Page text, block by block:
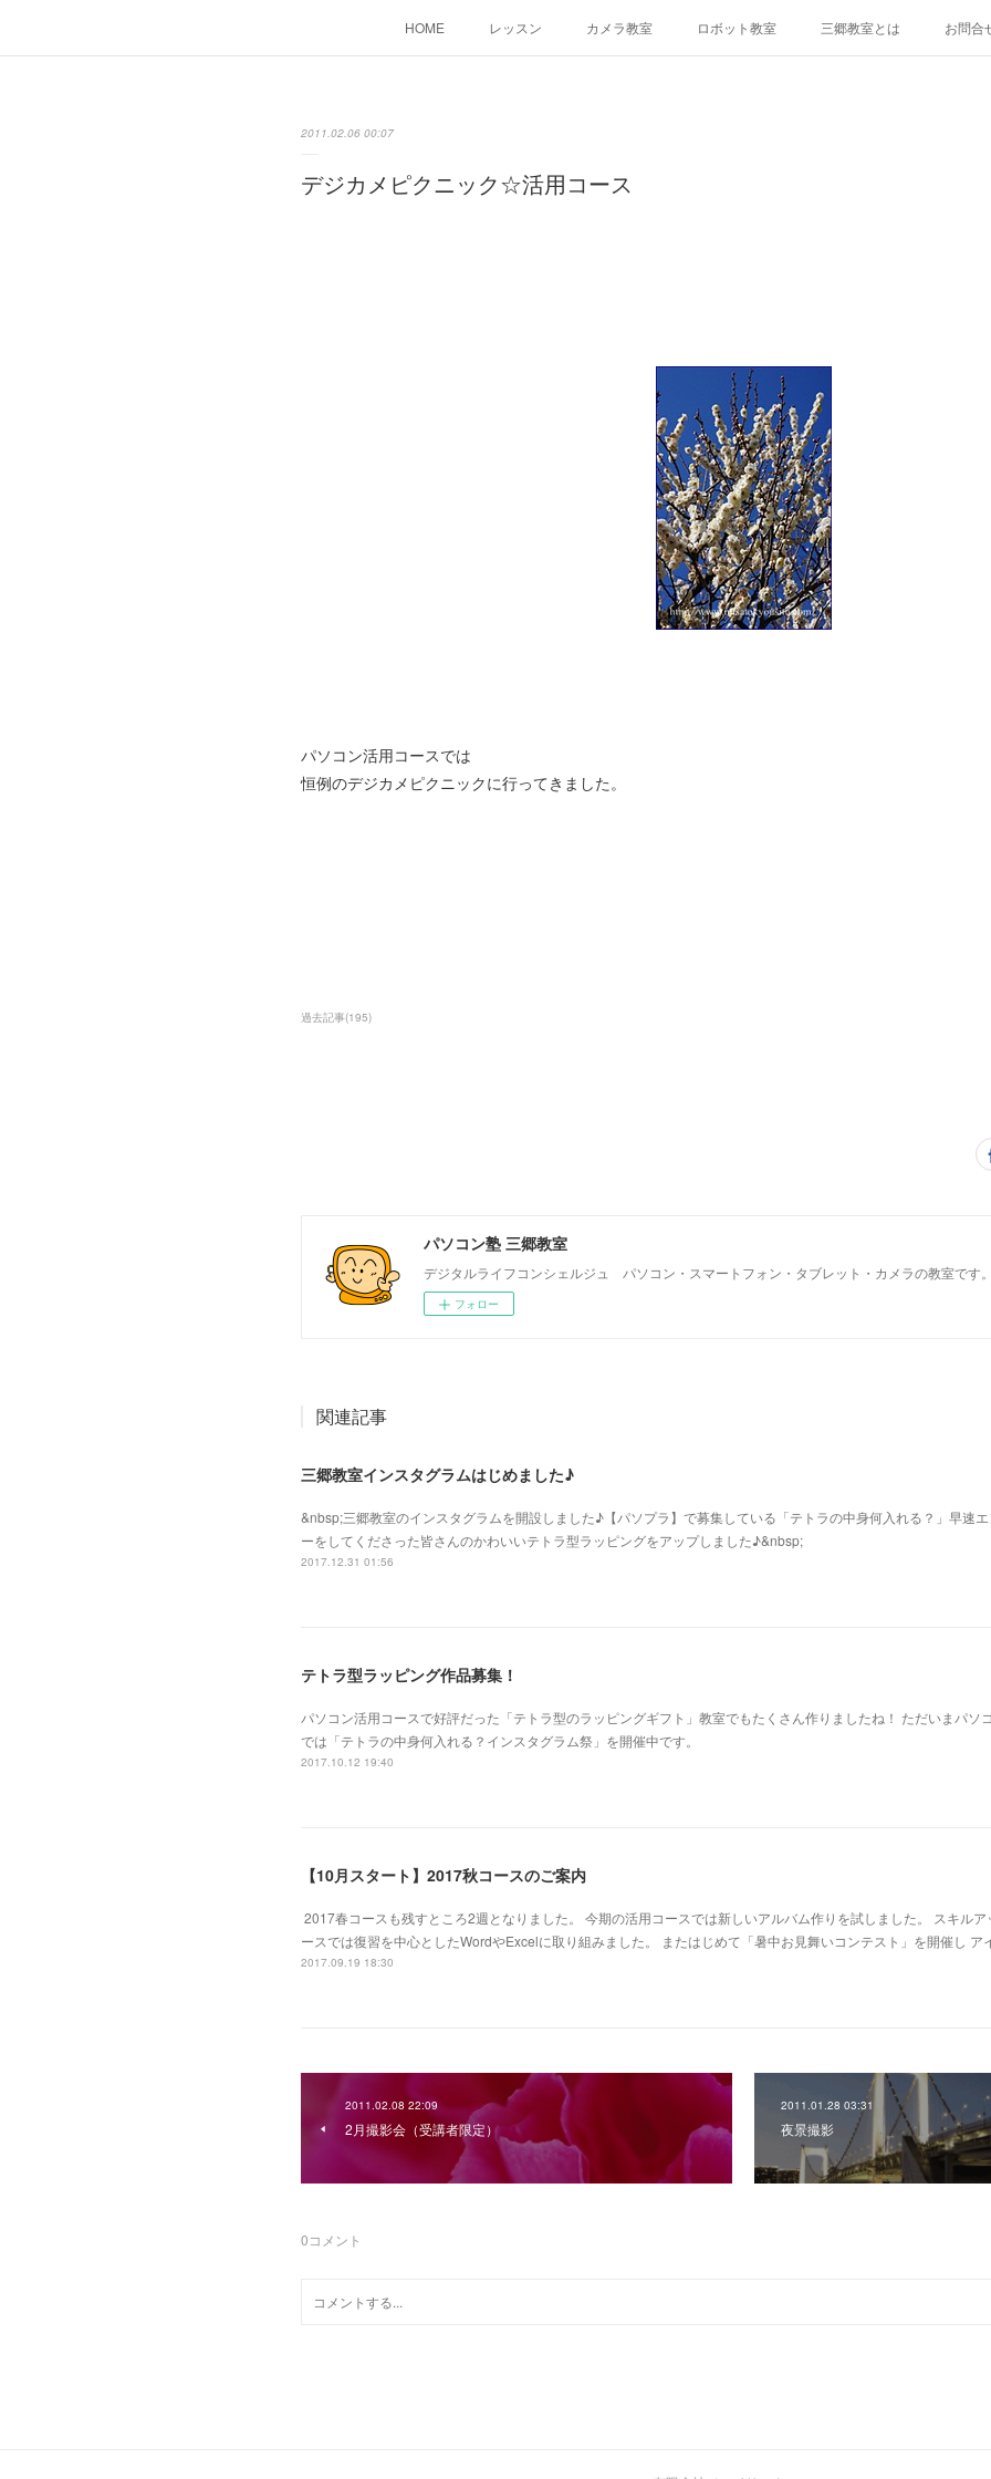
HOME レッスン カメラ教室 ロボット教室 三郷教室とは お問合
2011.02.06 00:07
デジカメピクニック☆活用コース
パソコン活用コースでは
恒例のデジカメピクニックに行ってきました。
過去記事(195)
パソコン塾 三郷教室
デジタルライフコンシェルジュ パソコン・スマートフォン・タブレット・カメラの教室です
フォロー
関連記事
三郷教室インスタグラムはじめました♪
&nbsp;三郷教室のインスタグラムを開設しました♪【パソプラ】で募集している「テトラの中身何入れる？」早速
ーをしてくださった皆さんのかわいいテトラ型ラッピングをアップしました♪&nbsp;
2017.12.31 01:56
テトラ型ラッピング作品募集！
パソコン活用コースで好評だった「テトラ型のラッピングギフト」教室でもたくさん作りましたね！ ただいまパソ
では「テトラの中身何入れる？インスタグラム祭」を開催中です。
2017.10.12 19:40
【10月スタート】2017秋コースのご案内
2017春コースも残すところ2週となりました。 今期の活用コースでは新しいアルバム作りを試しました。 スキルア
ースでは復習を中心としたWordやExcelに取り組みました。 またはじめて「暑中お見舞いコンテスト」を開催し
2017.09.19 18:30
2011.02.08 22:09
2月撮影会（受講者限定）
2011.01.28 03:31
夜景撮影
0コメント